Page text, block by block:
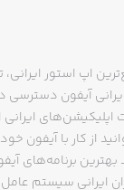
اپ استور
آیفون دسترسی
ایرانی
از کار با آیفون
برنامه‌های